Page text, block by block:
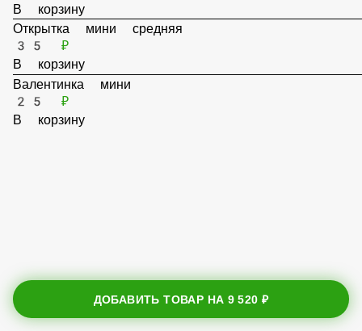
60 ₽
В корзину
Открытка мини средняя
35 ₽
В корзину
Валентинка мини
ДОБАВИТЬ ТОВАР НА 9 520 ₽